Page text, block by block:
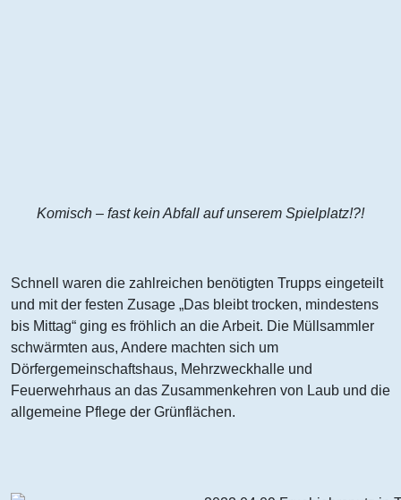
Komisch – fast kein Abfall auf unserem Spielplatz!?!
Schnell waren die zahlreichen benötigten Trupps eingeteilt
und mit der festen Zusage „Das bleibt trocken, mindestens
bis Mittag“ ging es fröhlich an die Arbeit. Die Müllsammler
schwärmten aus, Andere machten sich um
Dörfergemeinschaftshaus, Mehrzweckhalle und
Feuerwehrhaus an das Zusammenkehren von Laub und die
allgemeine Pflege der Grünflächen.